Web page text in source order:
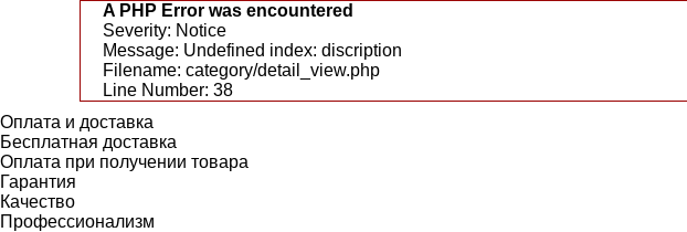
A PHP Error was encountered
Severity: Notice
Message: Undefined index: discription
Filename: category/detail_view.php
Line Number: 38
Оплата и доставка
Бесплатная доставка
Оплата при получении товара
Гарантия
Качество
Профессионализм